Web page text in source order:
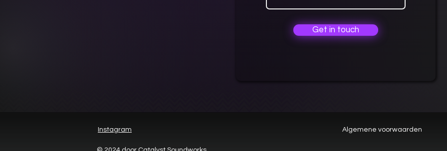
Get in touch
Instagram Algemene voorwaarden